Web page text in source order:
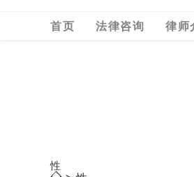
首页 法律咨询 律师
性